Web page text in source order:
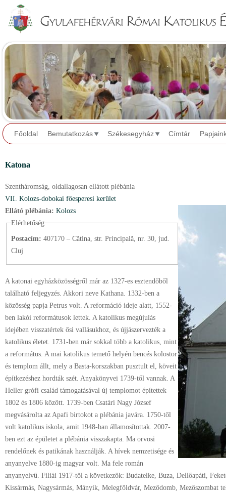
Főoldal Bemutatkozás Székesegyház Címtár
Katona
Szentháromság, oldallagosan ellátott plébánia
VII. Kolozs-dobokai főesperesi kerület
Ellátó plébánia: Kolozs
Elérhetőség
Postacím: 407170 – Cătina, str. Principală, nr. 30, jud.
Cluj
A katonai egyházközösségről már az 1327-es esztendőből
található feljegyzés. Akkori neve Kathana. 1332-ben a
közösség papja Petrus volt. A reformáció ideje alatt, 1552-
ben lakói reformátusok lettek. A katolikus megújulás
idejében visszatértek ősi vallásukhoz, és újjászervezték a
katolikus életet. 1731-ben már sokkal több a katolikus, mint
a református. A mai katolikus temető helyén bencés kolostor
és templom állt, mely a Basta-korszakban pusztult el, köveit
építkezéshez hordták szét. Anyakönyvei 1739-től vannak. A
Heller grófi család támogatásával új templomot építettek
1802 és 1806 között. 1739-ben Csatári Nagy József
megvásárolta az Apafi birtokot a plébánia javára. 1750-től
volt katolikus iskola, amit 1948-ban államosítottak. 2007-
ben ezt az épületet a plébánia visszakapta. Ma orvosi
rendelőnek és patikának használják. A hívek nemzetisége és
anyanyelve 1880-ig magyar volt. Ma fele román
anyanyelvű. Filiái 1917-től a következők: Budatelke, Buza, Dellőapáti,
Kissármás, Nagysármás, Mányik, Melegföldvár, Meződomb, Mezőszombat